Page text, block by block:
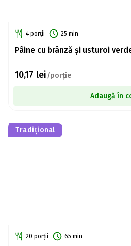
4 porții 25 min
Pâine cu brânză și usturoi
10,17 lei/porție
Adaugă în
Tradițional
20 porții 65 min